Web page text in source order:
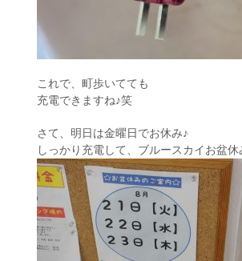
これで、町歩いてても
充電できますね♪笑
さて、明日は金曜日でお休み♪
しっかり充電して、ブルースカイお盆